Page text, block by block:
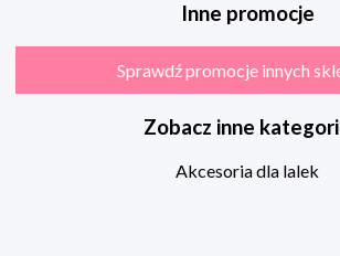
Inne promocje
Sprawdź promocje innych
Zobacz inne
Akcesoria dla lalek